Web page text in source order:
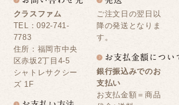
クラスファム
TEL：092-741-
7783
住所：福岡市中央
区赤坂2丁目4-5
シャトレサクシー
ズ 1F
ご注文日の翌日以
降の発送となりま
す。
銀行振込みでのお
支払い
お支払金額＝商品